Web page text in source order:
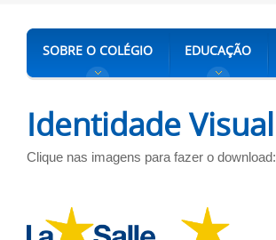
SOBRE O COLÉGIO EDUCAÇÃO
Identidade Visual
Clique nas imagens para fazer o download: